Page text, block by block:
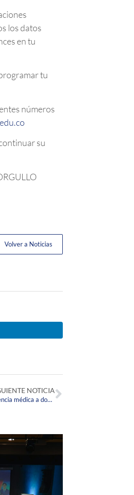
los datos
en tu
tu
números
su
Volver a Noticias
NOTICIA
Egresado Corpista crea MedicaPP: aplicación especializada en la asistencia médica a domicilio.